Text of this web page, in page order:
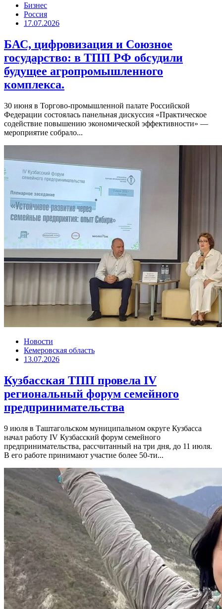
Бизнес
Россия
17.07.2026
БАС, цифровизация и Союзное
государство: в ТПП РФ обсудили
будущее агропромышленного
комплекса.
30 июня в Торгово-промышленной палате Российской
Федерации состоялась панельная дискуссия «Практическое
содействие повышению экономической эффективности» —
мероприятие собрало...
Новости
Кемеровская область
13.07.2026
Кузбасская ТПП провела IV
региональный форум семейного
предпринимательства
9 июля в Таштагольском муниципальном округе Кузбасса
начал работу IV Кузбасский форум семейного
предпринимательства, рассчитанный на три дня, до 11 июля.
В его работе принимают участие более 50-ти...